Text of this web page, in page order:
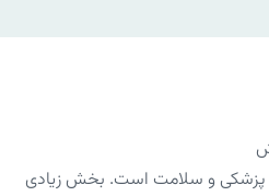
پزشکی و سلامت است. بخش زیادی